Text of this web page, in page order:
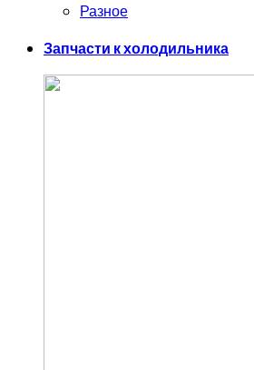
Разное
Запчасти к холодильника